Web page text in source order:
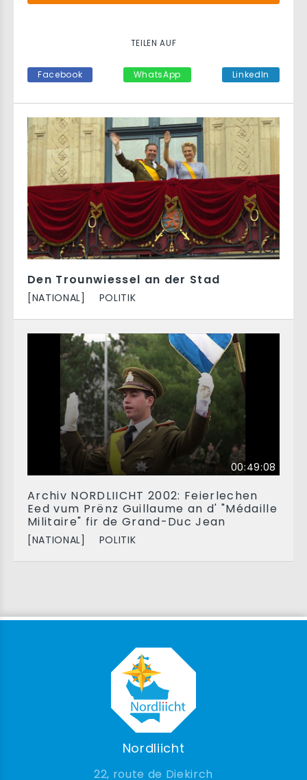
Den Trounwiessel an der Stad
[NATIONAL] POLITIK
00:49:08
Archiv NORDLIICHT 2002: Feierlechen
Eed vum Prënz Guillaume an d' "Médaille
Militaire" fir de Grand-Duc Jean
[NATIONAL] POLITIK
TEILEN AUF
Facebook WhatsApp LinkedIn
Nordliicht
22, route de Diekirch